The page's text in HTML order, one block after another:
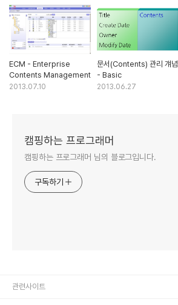
ECM - Enterprise
Contents Management
2013.07.10
문서(Contents) 관리 걔념
- Basic
2013.06.27
캠핑하는 프로그래머
캠핑하는 프로그래머 님의 블로그입니다.
구독하기
관련사이트